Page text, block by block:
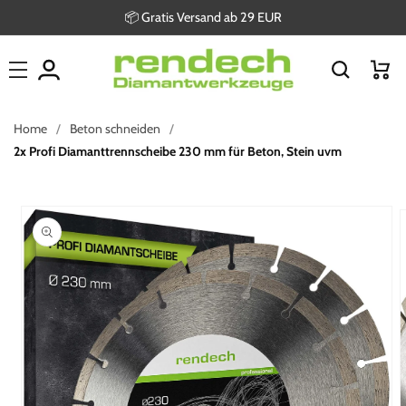
Inhalt
📦 Gratis Versand ab 29 EUR
Home
Beton schneiden
2x Profi Diamanttrennscheibe 230 mm für Beton, Stein uvm